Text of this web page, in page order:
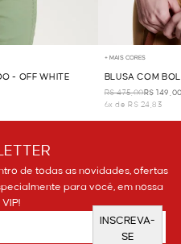
- OFF WHITE
+ MAIS CORES
BLUSA COM
R$ 475,00R$
6x de R$ 24,83
de todas as novidades, ofertas
para você, em nossa
VIP!
INSCREVA-
SE